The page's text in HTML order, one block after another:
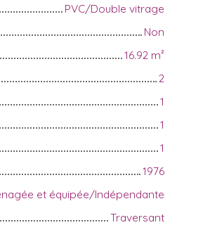
PVC/Double vitrage
Non
16.92 m²
2
1
1
1
1976
et équipée/Indépendante
Traversant